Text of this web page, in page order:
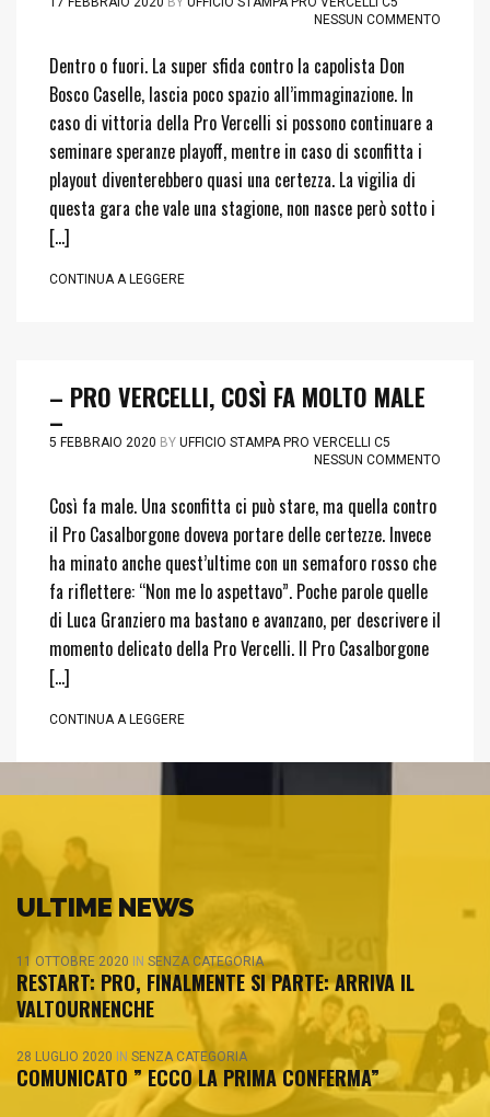
NESSUN COMMENTO
Dentro o fuori. La super sfida contro la capolista Don
Bosco Caselle, lascia poco spazio all’immaginazione. In
caso di vittoria della Pro Vercelli si possono continuare a
seminare speranze playoff, mentre in caso di sconfitta i
playout diventerebbero quasi una certezza. La vigilia di
questa gara che vale una stagione, non nasce però sotto i
[…]
CONTINUA A LEGGERE
– PRO VERCELLI, COSÌ FA MOLTO MALE
–
5 FEBBRAIO 2020 BY UFFICIO STAMPA PRO VERCELLI C5
NESSUN COMMENTO
Così fa male. Una sconfitta ci può stare, ma quella contro
il Pro Casalborgone doveva portare delle certezze. Invece
ha minato anche quest’ultime con un semaforo rosso che
fa riflettere: “Non me lo aspettavo”. Poche parole quelle
di Luca Granziero ma bastano e avanzano, per descrivere il
momento delicato della Pro Vercelli. Il Pro Casalborgone
[…]
CONTINUA A LEGGERE
ULTIME NEWS
11 OTTOBRE 2020 IN SENZA CATEGORIA
RESTART: PRO, FINALMENTE SI PARTE: ARRIVA IL
VALTOURNENCHE
28 LUGLIO 2020 IN SENZA CATEGORIA
COMUNICATO ” ECCO LA PRIMA CONFERMA”